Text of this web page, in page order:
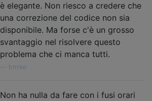
è elegante. Non riesco a credere che
una correzione del codice non sia
disponibile. Ma forse c'è un grosso
svantaggio nel risolvere questo
problema che ci manca tutti.
bmike
Non ha nulla da fare con i fusi orari